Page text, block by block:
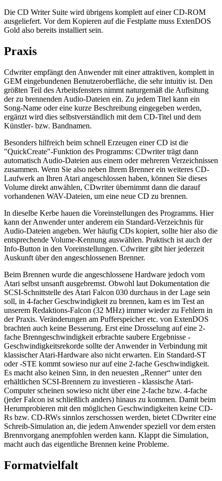
Die CD Writer Suite wird übrigens komplett auf einer CD-ROM
ausgeliefert. Vor dem Kopieren auf die Festplatte muss ExtenDOS
Gold also bereits installiert sein.
Praxis
Cdwriter empfängt den Anwender mit einer attraktiven, komplett in
GEM eingebundenen Benutzeroberfläche, die sehr intuitiv ist. Den
größten Teil des Arbeitsfensters nimmt naturgemäß die Auflsitung
der zu brennenden Audio-Dateien ein. Zu jedem Titel kann ein
Song-Name oder eine kurze Beschreibung eingegeben werden,
ergänzt wird dies selbstverständlich mit dem CD-Titel und dem
Künstler- bzw. Bandnamen.
Besonders hilfreich beim schnell Erzeugen einer CD ist die
"QuickCreate"-Funktion des Programms: CDwriter trägt dann
automatisch Audio-Dateien aus einem oder mehreren Verzeichnissen
zusammen. Wenn Sie also neben Ihrem Brenner ein weiteres CD-
Laufwerk an Ihren Atari angeschlossen haben, können Sie dieses
Volume direkt anwählen, CDwriter übernimmt dann die darauf
vorhandenen WAV-Dateien, um eine neue CD zu brennen.
In dieselbe Kerbe hauen die Voreinstellungen des Programms. Hier
kann der Anwender unter anderem ein Standard-Verzeichnis für
Audio-Dateien angeben. Wer häufig CDs kopiert, sollte hier also die
entsprechende Volume-Kennung auswählen. Praktisch ist auch der
Info-Button in den Voreinstellungen. Cdwriter gibt hier jederzeit
Auskunft über den angeschlossenen Brenner.
Beim Brennen wurde die angeschlossene Hardware jedoch vom
Atari selbst unsanft ausgebremst. Obwohl laut Dokumentation die
SCSI-Schnittstelle des Atari Falcon 030 durchaus in der Lage sein
soll, in 4-facher Geschwindigkeit zu brennen, kam es im Test an
unserem Redaktions-Falcon (32 MHz) immer wieder zu Fehlern in
der Praxis. Veränderungen am Pufferspeicher etc. von ExtenDOS
brachten auch keine Besserung. Erst eine Drosselung auf eine 2-
fache Brenngeschwindigkeit erbrachte saubere Ergebnisse -
Geschwindigkeitsrekorde sollte der Anwender in Verbindung mit
klassischer Atari-Hardware also nicht erwarten. Ein Standard-ST
oder -STE kommt sowieso nur auf eine 2-fache Geschwindigkeit.
Es macht also keinen Sinn, in den neuesten „Renner“ unter den
erhältlichen SCSI-Brennern zu investieren - klassische Atari-
Computer scheinen sowieso nicht über eine 2-fache bzw. 4-fache
(jeder Falcon ist schließlich anders) hinaus zu kommen. Damit beim
Herumprobieren mit den möglichen Geschwindigkeiten keine CD-
Rs bzw. CD-RWs sinnlos zerschossen werden, bietet CDwriter eine
Schreib-Simulation an, die jedem Anwender speziell vor dem ersten
Brennvorgang anempfohlen werden kann. Klappt die Simulation,
macht auch das eigentliche Brennen keine Probleme.
Formatvielfalt